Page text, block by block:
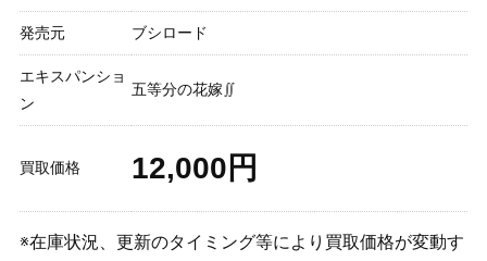
発売元 ブシロード
エキスパンショ
ン
五等分の花嫁∬
買取価格 12,000円
※在庫状況、更新のタイミング等により買取価格が変動す